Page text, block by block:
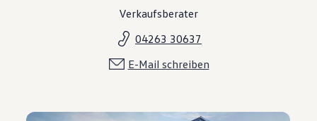
Verkaufsberater
04263 30637
E-Mail schreiben